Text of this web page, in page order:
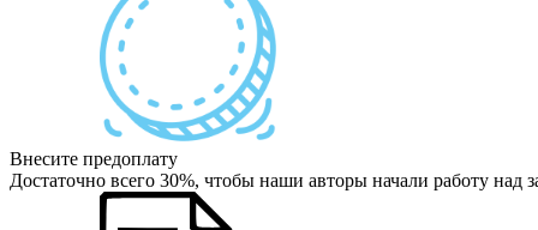
Внесите предоплату
Достаточно всего 30%, чтобы наши авторы начали работу над